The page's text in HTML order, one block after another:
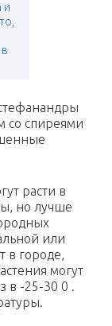
и
со спиреями
расти в
но лучше
или
в городе,
могут
в -25-30 0 .